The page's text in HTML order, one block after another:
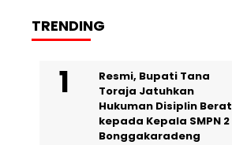
TRENDING
Resmi, Bupati Tana
Toraja Jatuhkan
Hukuman Disiplin Berat
kepada Kepala SMPN 2
Bonggakaradeng